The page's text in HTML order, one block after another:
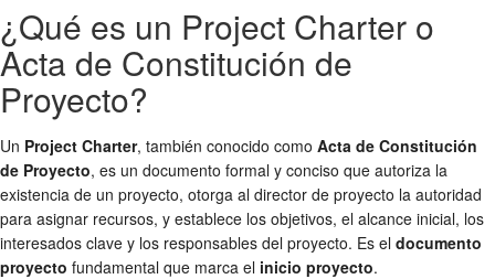
¿Qué es un Project Charter o
Acta de Constitución de
Proyecto?
Un Project Charter, también conocido como Acta de Constitución
de Proyecto, es un documento formal y conciso que autoriza la
existencia de un proyecto, otorga al director de proyecto la autoridad
para asignar recursos, y establece los objetivos, el alcance inicial, los
interesados clave y los responsables del proyecto. Es el documento
proyecto fundamental que marca el inicio proyecto.